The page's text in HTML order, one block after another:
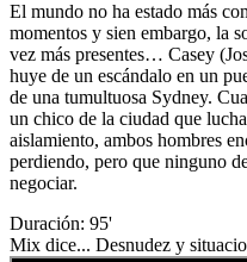
El mundo no ha estado más
momentos y sien embargo, la
vez más presentes… Casey
huye de un escándalo en un
de una tumultuosa Sydney.
un chico de la ciudad que
aislamiento, ambos hombres
perdiendo, pero que ninguno
negociar.
Duración: 95'
Mix dice... Desnudez y